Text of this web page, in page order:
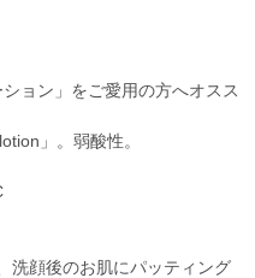
ョン」をご愛用の方へオスス
」。弱酸性。
洗顔後のお肌にパッティング